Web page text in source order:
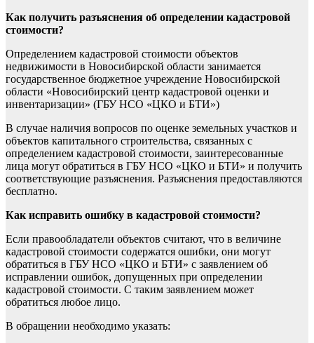
Как получить разъяснения об определении кадастровой
стоимости?
Определением кадастровой стоимости объектов
недвижимости в Новосибирской области занимается
государственное бюджетное учреждение Новосибирской
области «Новосибирский центр кадастровой оценки и
инвентаризации» (ГБУ НСО «ЦКО и БТИ»)
В случае наличия вопросов по оценке земельных участков и
объектов капитального строительства, связанных с
определением кадастровой стоимости, заинтересованные
лица могут обратиться в ГБУ НСО «ЦКО и БТИ» и получить
соответствующие разъяснения. Разъяснения предоставляются
бесплатно.
Как исправить ошибку в кадастровой стоимости?
Если правообладатели объектов считают, что в величине
кадастровой стоимости содержатся ошибки, они могут
обратиться в ГБУ НСО «ЦКО и БТИ» с заявлением об
исправлении ошибок, допущенных при определении
кадастровой стоимости. С таким заявлением может
обратиться любое лицо.
В обращении необходимо указать: